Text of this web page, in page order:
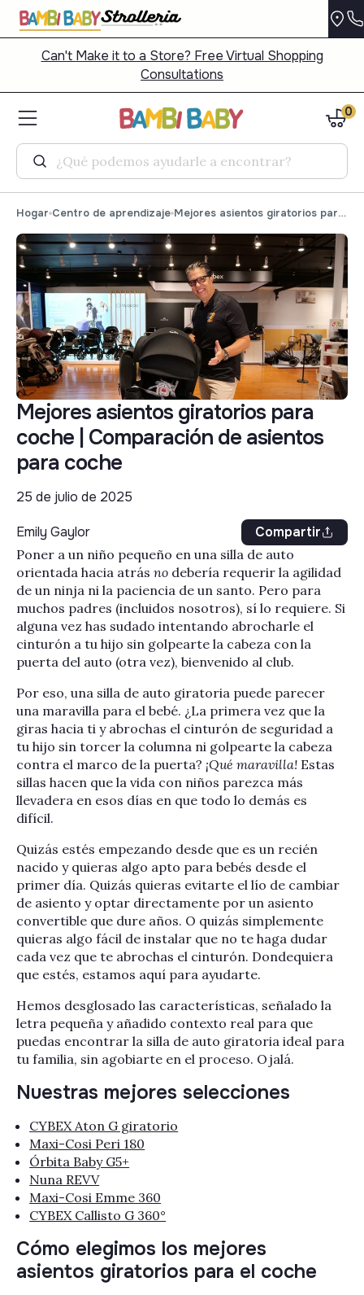
Can't Make it to a Store? Free Virtual Shopping
Consultations
Buscar
0
Hogar Centro de aprendizaje Mejores asientos giratorios para coche | Comparación de asientos para coche
Mejores asientos giratorios para
coche | Comparación de asientos
para coche
25 de julio de 2025
Emily Gaylor Compartir
Poner a un niño pequeño en una silla de auto
orientada hacia atrásno debería requerir la agilidad
de un ninja ni la paciencia de un santo. Pero para
muchos padres (incluidos nosotros), sí lo requiere. Si
alguna vez has sudado intentando abrocharle el
cinturón a tu hijo sin golpearte la cabeza con la
puerta del auto (otra vez), bienvenido al club.
Por eso, una silla de auto giratoria puede parecer
una maravilla para el bebé. ¿La primera vez que la
giras hacia ti y abrochas el cinturón de seguridad a
tu hijo sin torcer la columna ni golpearte la cabeza
contra el marco de la puerta? ¡Qué maravilla! Estas
sillas hacen que la vida con niños parezca más
llevadera en esos días en que todo lo demás es
difícil.
Quizás estés empezando desde que es un recién
nacido y quieras algo apto para bebés desde el
primer día. Quizás quieras evitarte el lío de cambiar
de asiento y optar directamente por un asiento
convertible que dure años. O quizás simplemente
quieras algo fácil de instalar que no te haga dudar
cada vez que te abrochas el cinturón. Dondequiera
que estés, estamos aquí para ayudarte.
Hemos desglosado las características, señalado la
letra pequeña y añadido contexto real para que
puedas encontrar la silla de auto giratoria ideal para
tu familia, sin agobiarte en el proceso. Ojalá.
Nuestras mejores selecciones
CYBEX Aton G giratorio
Maxi-Cosi Peri 180
Órbita Baby G5+
Nuna REVV
Maxi-Cosi Emme 360
CYBEX Callisto G 360°
Cómo elegimos los mejores
asientos giratorios para el coche